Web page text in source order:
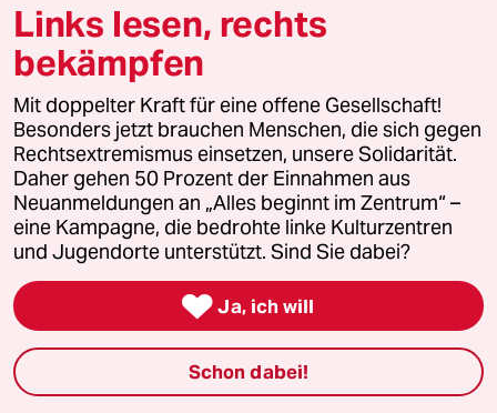
Podcast
bundestalk
fernverbindung
klima update°
Mauerecho
Freie Rede
reingehen
Links lesen, rechts
bekämpfen
Mit doppelter Kraft für eine offene Gesellschaft!
Besonders jetzt brauchen Menschen, die sich gegen
Rechtsextremismus einsetzen, unsere Solidarität.
Daher gehen 50 Prozent der Einnahmen aus
Neuanmeldungen an „Alles beginnt im Zentrum“ –
eine Kampagne, die bedrohte linke Kulturzentren
und Jugendorte unterstützt. Sind Sie dabei?
 Ja, ich will
Schon dabei!